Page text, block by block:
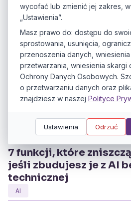
Odcinek:
7 funkcji, które
jeśli zbudujesz je z AI
technicznej
AI
wycofać lub zmienić jej zakres,
„Ustawienia”.
Masz prawo do: dostępu do
sprostowania, usunięcia,
przenoszenia danych,
przetwarzania, wniesienia skargi
Ochrony Danych Osobowych.
o przetwarzaniu danych oraz
znajdziesz w naszej Polityce
Ustawienia Odrzuć